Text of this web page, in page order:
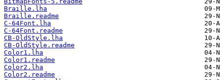
Braille.lha
Braille.readme
C-64Font.lha
C-64Font.readme
CB-OldStyle.lha
CB-OldStyle.readme
Color1.lha
Color1.readme
Color2.lha
Color2.readme